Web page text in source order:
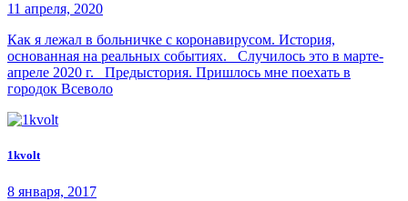
11 апреля, 2020
Как я лежал в больничке с коронавирусом. История,
основанная на реальных событиях. Случилось это в марте-
апреле 2020 г. Предыстория. Пришлось мне поехать в
городок Всеволо
1kvolt
8 января, 2017